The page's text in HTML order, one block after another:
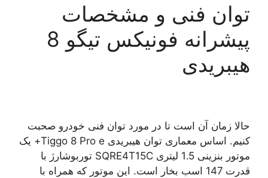
توان فنی و مشخصات
پیشرانه فونیکس تیگو 8
هیبریدی
حالا زمان آن است تا در مورد توان فنی خودرو صحبت
کنیم. اساس معماری توان هیبریدی Tiggo 8 Pro e+ یک
موتور بنزینی 1.5 لیتری SQRE4T15C توربوشارژ با
قدرت 147 اسب بخار است. این موتور که همراه با